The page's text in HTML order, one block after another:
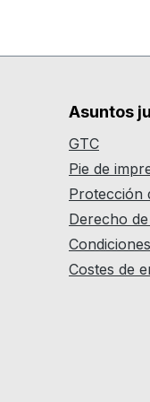
Asuntos
GTC
Pie de
Protección
Derecho
Costes de